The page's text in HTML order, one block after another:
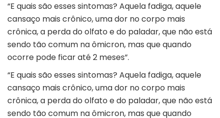
“E quais são esses sintomas? Aquela fadiga, aquele
cansaço mais crônico, uma dor no corpo mais
crônica, a perda do olfato e do paladar, que não está
sendo tão comum na ômicron, mas que quando
ocorre pode ficar até 2 meses”.
“E quais são esses sintomas? Aquela fadiga, aquele
cansaço mais crônico, uma dor no corpo mais
crônica, a perda do olfato e do paladar, que não está
sendo tão comum na ômicron, mas que quando